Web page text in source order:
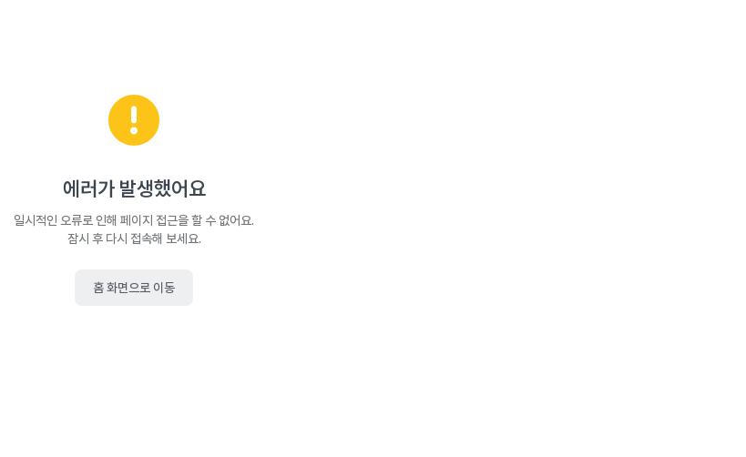
에러가 발생했어요
일시적인 오류로 인해 페이지 접근을 할 수 없어요.
잠시 후 다시 접속해 보세요.
홈 화면으로 이동